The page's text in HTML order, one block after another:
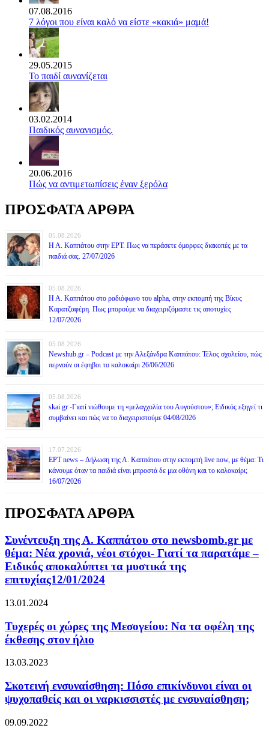
07.08.2016
7 λόγοι που είναι καλό να είστε «κακιά» μαμά!
29.05.2015
Το παιδί αυνανίζεται
03.02.2014
Παιδικός αυνανισμός.
20.06.2016
Πώς να αντιμετωπίσεις έναν ξερόλα
ΠΡΟΣΦΑΤΑ ΑΡΘΡΑ
05.08.2026
Η Α. Καππάτου στην ΕΡΤ. Πως να περάσετε όμορφες διακοπές με τα
παιδιά σας. 27/07/2026
05.08.2026
Η Α. Καππάτου στο ραδιόφωνο του alpha, στην εκπομπή της Βίκυς
Καρατζαφέρη. Πως μπορούμε να διαχειριζόμαστε τις αποτυχίες
12/07/2026
05.08.2026
Newshub.gr – Podcast με την Αλεξάνδρα Καππάτου: Τέλος σχολείου, πώς
περνούν οι έφηβοι το καλοκαίρι 26/06/2026
05.08.2026
skai.gr -Γιατί νιώθουμε τη «μελαγχολία του Αυγούστου»; Ειδικός εξηγεί τι
συμβαίνει και πώς να το διαχειριστούμε 04/08/2026
17.07.2026
ΕΡΤ news – Δήλωση της Α. Καππάτου στην εκπομπή live now, με θέμα: Τι
κάνουμε όταν τα παιδιά είναι μπροστά δε μια οθόνη και το καλοκαίρι;
16/07/2026
ΠΡΟΣΦΑΤΑ ΑΡΘΡΑ
Συνέντευξη της Α. Καππάτου στο newsbomb.gr με
θέμα: Νέα χρονιά, νέοι στόχοι- Γιατί τα παρατάμε –
Ειδικός αποκαλύπτει τα μυστικά της
επιτυχίας12/01/2024
13.01.2024
Τυχερές οι χώρες της Μεσογείου: Να τα οφέλη της
έκθεσης στον ήλιο
13.03.2023
Σκοτεινή ενσυναίσθηση: Πόσο επικίνδυνοι είναι οι
ψυχοπαθείς και οι ναρκισσιστές με ενσυναίσθηση;
09.09.2022